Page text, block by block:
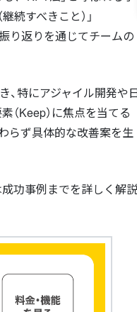
続すべきこと）」
振り返りを通じてチームの
特にアジャイル開発や
Keep）に焦点を当てる
らず具体的な改善案を生
成功事例までを詳しく解説